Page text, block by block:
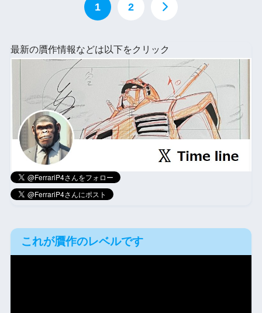
1 2
最新の贋作情報などは以下をクリック
これが贋作のレベルです